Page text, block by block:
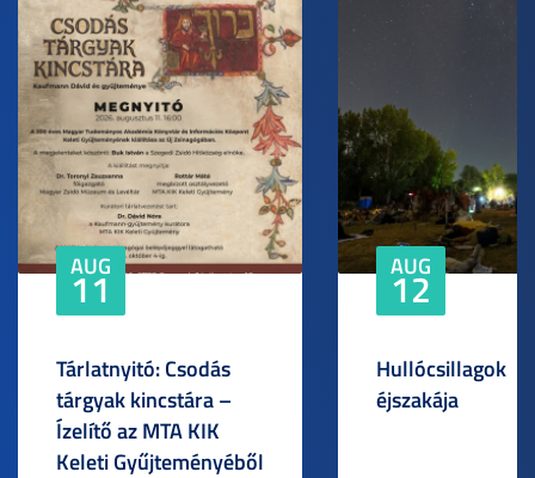
AUG
11
Tárlatnyitó: Csodás
tárgyak kincstára –
Ízelítő az MTA KIK
Keleti Gyűjteményéből
AUG
12
Hullócsillagok
éjszakája